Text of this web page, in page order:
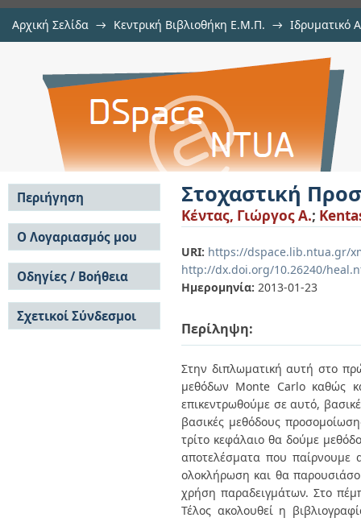
Αρχική Σελίδα → Κεντρική Βιβλιοθήκη Ε.Μ.Π. → Ιδρυματικό
Στοχαστική Προσομοίωση Monte
Στοχαστική
Κέντας, Γιώργος Α.;
URI: https://dspace.lib.ntua.gr/
http://dx.doi.org/10.26240/
Ημερομηνία: 2013-01-23
Περίληψη:
Στην διπλωματική αυτή στο
μεθόδων Monte Carlo καθώς
επικεντρωθούμε σε αυτό,
βασικές μεθόδους
τρίτο κεφάλαιο θα δούμε
αποτελέσματα που
ολοκλήρωση και θα
χρήση παραδειγμάτων. Στο
Τέλος ακολουθεί η
Περιήγηση
Σε όλο το DSpace
Κοινότητες & Συλλογές
Ανά Ημερομηνία
Έκδοσης
Συγγραφείς
Τίτλοι
Θέματα
Ο Λογαριασμός μου
Σύνδεση
Εγγραφή
Οδηγίες / Βοήθεια
Οδηγίες Υποβολής
Οδηγίες Χρήσης ΙΑ
Συχνές Ερωτήσεις
Σχετικοί Σύνδεσμοι